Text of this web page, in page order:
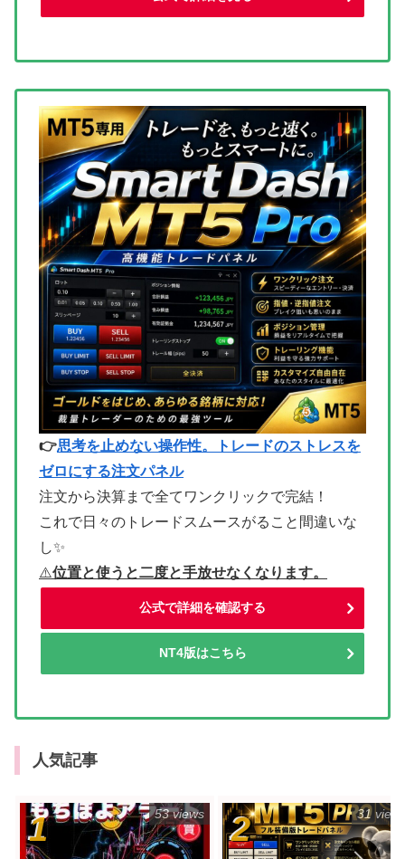
👉思考を止めない操作性。トレードのストレスを
ゼロにする注文パネル
注文から決算まで全てワンクリックで完結！
これで日々のトレードスムースがること間違いな
し✨
⚠️位置と使うと二度と手放せなくなります。
公式で詳細を確認する
NT4版はこちら
人気記事
53 views 31